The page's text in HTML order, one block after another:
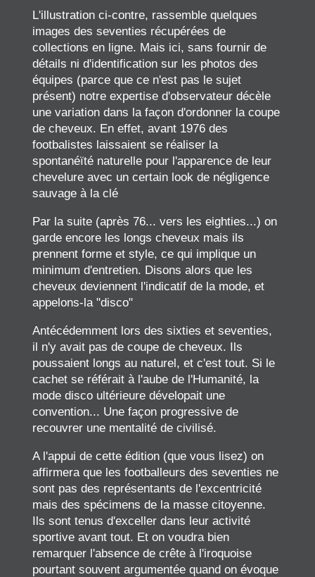
L'illustration ci-contre, rassemble quelques
images des seventies récupérées de
collections en ligne. Mais ici, sans fournir de
détails ni d'identification sur les photos des
équipes (parce que ce n'est pas le sujet
présent) notre expertise d'observateur décèle
une variation dans la façon d'ordonner la coupe
de cheveux. En effet, avant 1976 des
footbalistes laissaient se réaliser la
spontanéïté naturelle pour l'apparence de leur
chevelure avec un certain look de négligence
sauvage à la clé
Par la suite (après 76... vers les eighties...) on
garde encore les longs cheveux mais ils
prennent forme et style, ce qui implique un
minimum d'entretien. Disons alors que les
cheveux deviennent l'indicatif de la mode, et
appelons-la "disco"
Antécédemment lors des sixties et seventies,
il n'y avait pas de coupe de cheveux. Ils
poussaient longs au naturel, et c'est tout. Si le
cachet se référait à l'aube de l'Humanité, la
mode disco ultérieure dévelopait une
convention... Une façon progressive de
recouvrer une mentalité de civilisé.
A l'appui de cette édition (que vous lisez) on
affirmera que les footballeurs des seventies ne
sont pas des représentants de l'excentricité
mais des spécimens de la masse citoyenne.
Ils sont tenus d'exceller dans leur activité
sportive avant tout. Et on voudra bien
remarquer l'absence de crête à l'iroquoise
pourtant souvent argumentée quand on évoque